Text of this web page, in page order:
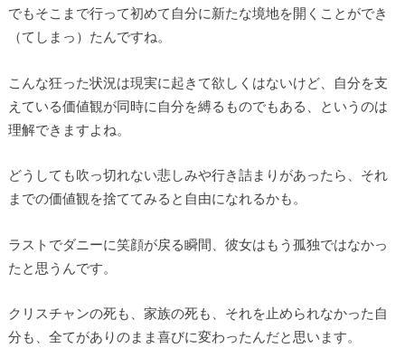
でもそこまで行って初めて自分に新たな境地を開くことができ
（てしまっ）たんですね。
こんな狂った状況は現実に起きて欲しくはないけど、自分を支
えている価値観が同時に自分を縛るものでもある、というのは
理解できますよね。
どうしても吹っ切れない悲しみや行き詰まりがあったら、それ
までの価値観を捨ててみると自由になれるかも。
ラストでダニーに笑顔が戻る瞬間、彼女はもう孤独ではなかっ
たと思うんです。
クリスチャンの死も、家族の死も、それを止められなかった自
分も、全てがありのまま喜びに変わったんだと思います。